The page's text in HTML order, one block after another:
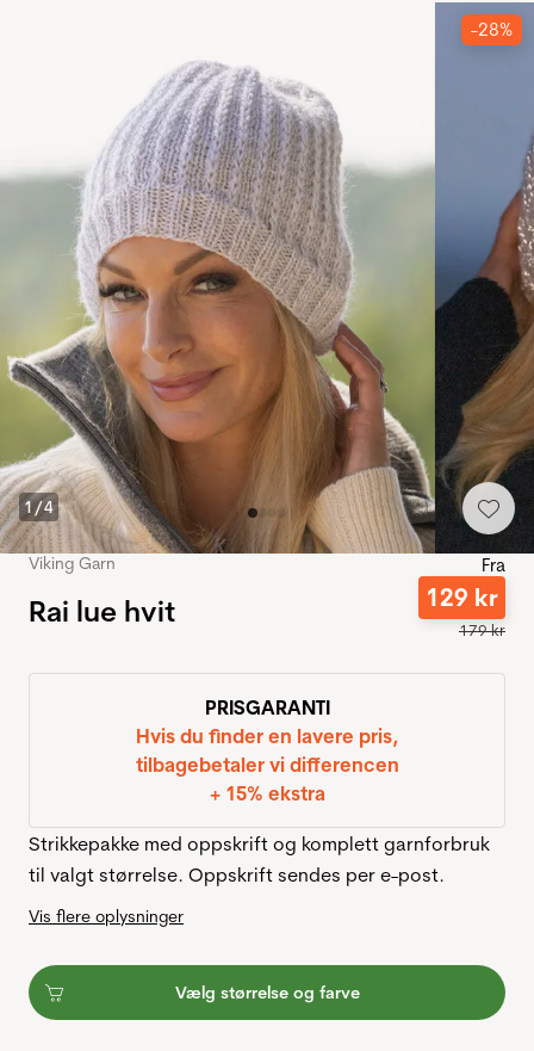
1/4
-28%
Viking Garn
Rai lue hvit
Fra
129 kr
179kr
PRISGARANTI
Hvis du finder en lavere pris,
tilbagebetaler vi differencen
+ 15% ekstra
Strikkepakke med oppskrift og komplett garnforbruk
til valgt størrelse. Oppskrift sendes per e-post.
Vis flere oplysninger
Vælg størrelse og farve